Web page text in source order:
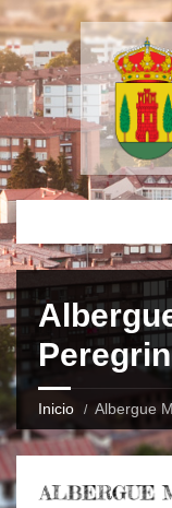
Inicio Albergue